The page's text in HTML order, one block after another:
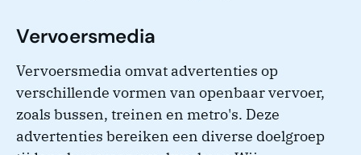
Vervoersmedia
Vervoersmedia omvat advertenties op
verschillende vormen van openbaar vervoer,
zoals bussen, treinen en metro's. Deze
advertenties bereiken een diverse doelgroep